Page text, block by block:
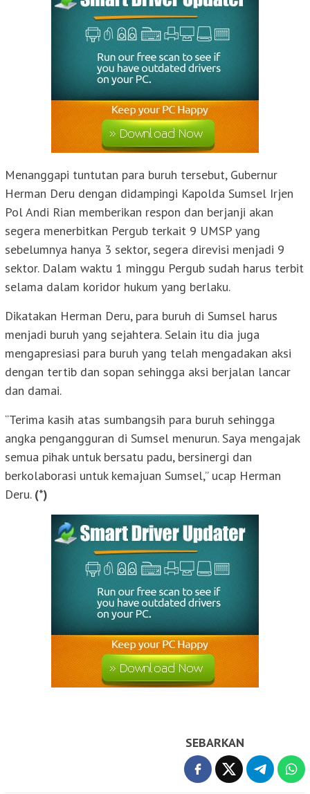
Menanggapi tuntutan para buruh tersebut, Gubernur
Herman Deru dengan didampingi Kapolda Sumsel Irjen
Pol Andi Rian memberikan respon dan berjanji akan
segera menerbitkan Pergub terkait 9 UMSP yang
sebelumnya hanya 3 sektor, segera direvisi menjadi 9
sektor. Dalam waktu 1 minggu Pergub sudah harus terbit
selama dalam koridor hukum yang berlaku.
Dikatakan Herman Deru, para buruh di Sumsel harus
menjadi buruh yang sejahtera. Selain itu dia juga
mengapresiasi para buruh yang telah mengadakan aksi
dengan tertib dan sopan sehingga aksi berjalan lancar
dan damai.
“Terima kasih atas sumbangsih para buruh sehingga
angka pengangguran di Sumsel menurun. Saya mengajak
semua pihak untuk bersatu padu, bersinergi dan
berkolaborasi untuk kemajuan Sumsel,” ucap Herman
Deru. (*)
SEBARKAN